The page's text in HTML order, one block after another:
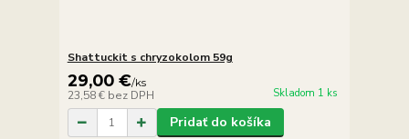
Shattuckit s chryzokolom 59g
29,00 €/ks
23,58 € bez DPH Skladom 1 ks
Pridať do košíka